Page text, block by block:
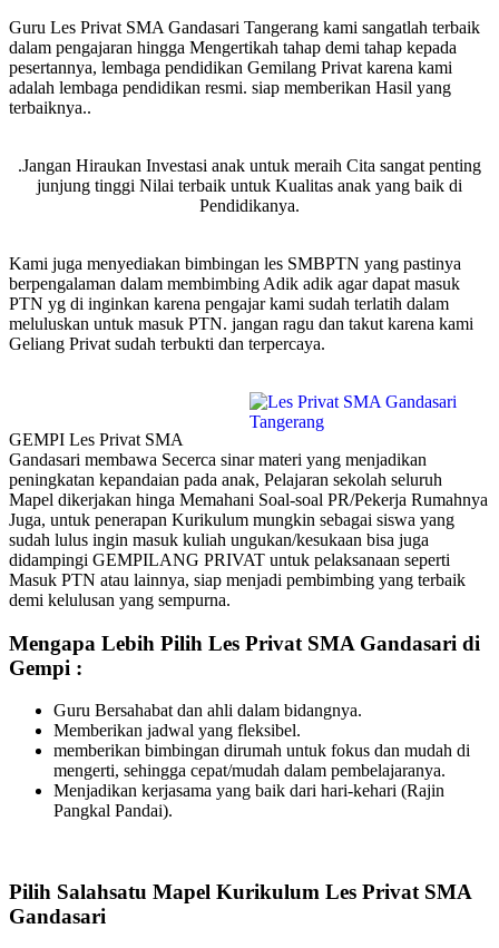
Guru Les Privat SMA Gandasari Tangerang kami sangatlah terbaik
dalam pengajaran hingga Mengertikah tahap demi tahap kepada
pesertannya, lembaga pendidikan Gemilang Privat karena kami
adalah lembaga pendidikan resmi. siap memberikan Hasil yang
terbaiknya..
.Jangan Hiraukan Investasi anak untuk meraih Cita sangat penting
junjung tinggi Nilai terbaik untuk Kualitas anak yang baik di
Pendidikanya.
Kami juga menyediakan bimbingan les SMBPTN yang pastinya
berpengalaman dalam membimbing Adik adik agar dapat masuk
PTN yg di inginkan karena pengajar kami sudah terlatih dalam
meluluskan untuk masuk PTN. jangan ragu dan takut karena kami
Geliang Privat sudah terbukti dan terpercaya.
GEMPI Les Privat SMA
Gandasari membawa Secerca sinar materi yang menjadikan
peningkatan kepandaian pada anak, Pelajaran sekolah seluruh
Mapel dikerjakan hinga Memahani Soal-soal PR/Pekerja Rumahnya
Juga, untuk penerapan Kurikulum mungkin sebagai siswa yang
sudah lulus ingin masuk kuliah ungukan/kesukaan bisa juga
didampingi GEMPILANG PRIVAT untuk pelaksanaan seperti
Masuk PTN atau lainnya, siap menjadi pembimbing yang terbaik
demi kelulusan yang sempurna.
Mengapa Lebih Pilih Les Privat SMA Gandasari di
Gempi :
Guru Bersahabat dan ahli dalam bidangnya.
Memberikan jadwal yang fleksibel.
memberikan bimbingan dirumah untuk fokus dan mudah di
mengerti, sehingga cepat/mudah dalam pembelajaranya.
Menjadikan kerjasama yang baik dari hari-kehari (Rajin
Pangkal Pandai).
Pilih Salahsatu Mapel Kurikulum Les Privat SMA
Gandasari